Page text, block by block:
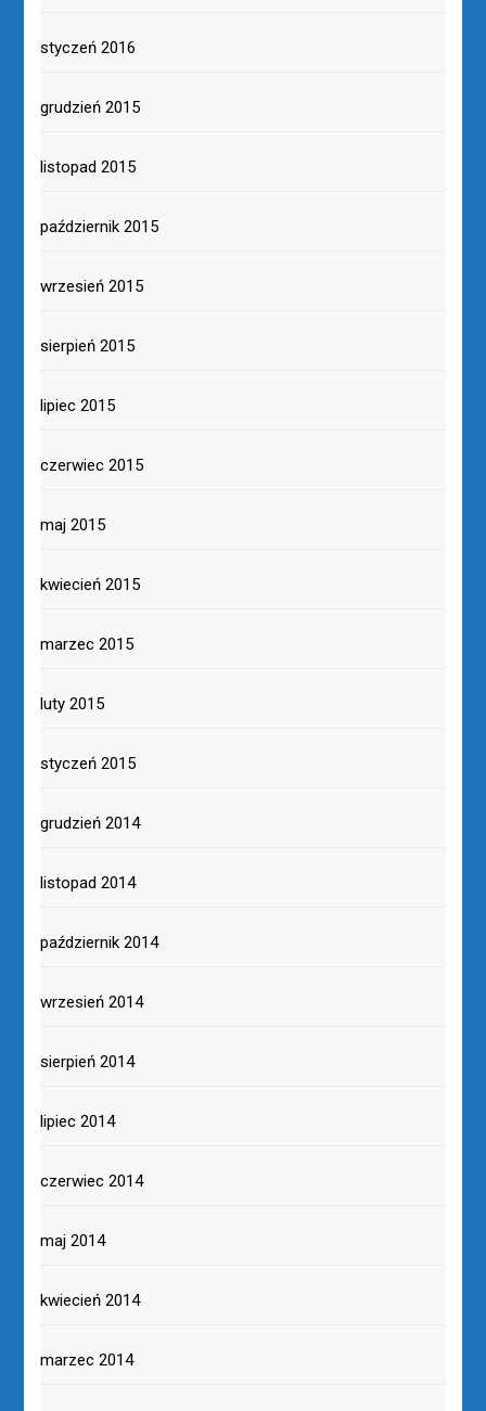
styczeń 2016
grudzień 2015
listopad 2015
październik 2015
wrzesień 2015
sierpień 2015
lipiec 2015
czerwiec 2015
maj 2015
kwiecień 2015
marzec 2015
luty 2015
styczeń 2015
grudzień 2014
listopad 2014
październik 2014
wrzesień 2014
sierpień 2014
lipiec 2014
czerwiec 2014
maj 2014
kwiecień 2014
marzec 2014